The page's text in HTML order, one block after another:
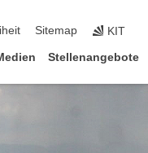
Sitemap KIT
Stellenangebote